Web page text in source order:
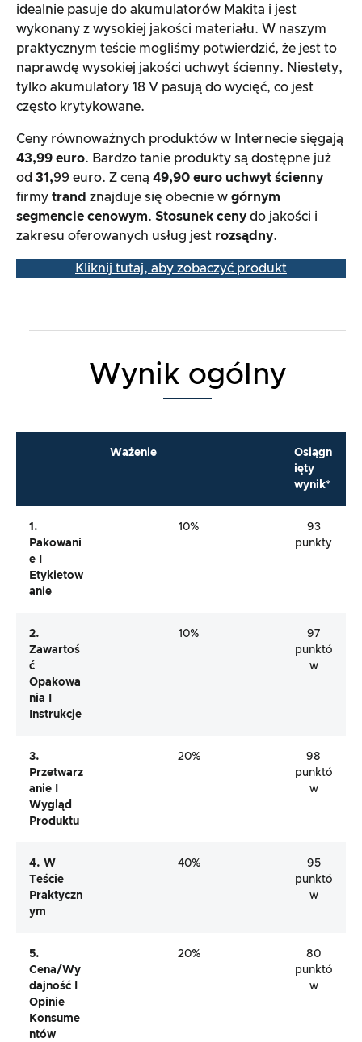
idealnie pasuje do akumulatorów Makita i jest
wykonany z wysokiej jakości materiału. W naszym
praktycznym teście mogliśmy potwierdzić, że jest to
naprawdę wysokiej jakości uchwyt ścienny. Niestety,
tylko akumulatory 18 V pasują do wycięć, co jest
często krytykowane.
Ceny równoważnych produktów w Internecie sięgają
43,99 euro. Bardzo tanie produkty są dostępne już
od 31,99 euro. Z ceną 49,90 euro uchwyt ścienny
firmy trand znajduje się obecnie w górnym
segmencie cenowym. Stosunek ceny do jakości i
zakresu oferowanych usług jest rozsądny.
Kliknij tutaj, aby zobaczyć produkt
Wynik ogólny
Ważenie
Osiągn
ięty
wynik*
1.
Pakowani
E I
Etykietow
Anie
10%
93
punkty
2.
Zawartoś
Ć
Opakowa
Nia I
Instrukcje
10%
97
punktó
w
3.
Przetwarz
Anie I
Wygląd
Produktu
20%
98
punktó
w
4. W
Teście
Praktyczn
Ym
40%
95
punktó
w
5.
Cena/wy
Dajność I
Opinie
Konsume
Ntów
20%
80
punktó
w